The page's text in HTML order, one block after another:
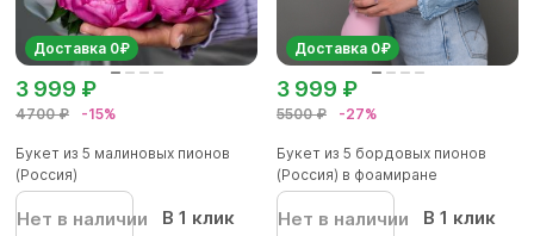
Доставка 0₽
4700 ₽ -15%
3 999 ₽
Букет из 5 малиновых пионов
(Россия)
Нет в наличии В 1 клик
Доставка 0₽
5500 ₽ -27%
3 999 ₽
Букет из 5 бордовых пионов
(Россия) в фоамиране
Нет в наличии В 1 клик